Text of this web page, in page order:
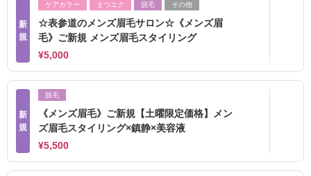
新
規
ケアカラー まつエク 脱毛 その他
☆表参道のメンズ眉毛サロン☆《メンズ眉
毛》ご新規 メンズ眉毛スタイリング
¥5,000
新
規
脱毛
《メンズ眉毛》ご新規【土曜限定価格】メン
ズ眉毛スタイリング×鎮静×美容液
¥5,500